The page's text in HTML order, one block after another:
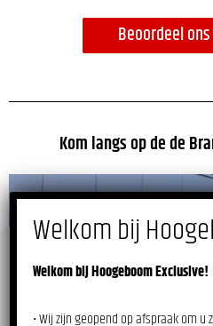
Wij gebruiken cookies om onze website en service te
Accepteer
Beoordeel
Kom langs op de de
Welkom bij Hoogeboom Exclusive!
• Wij zijn geopend op afspraak om